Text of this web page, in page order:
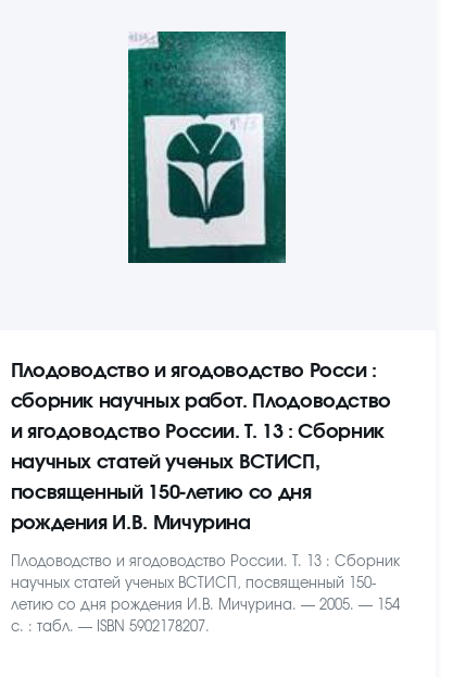
Плодоводство и ягодоводство Росси :
сборник научных работ. Плодоводство
и ягодоводство России. Т. 13 : Сборник
научных статей ученых ВСТИСП,
посвященный 150-летию со дня
рождения И.В. Мичурина
Плодоводство и ягодоводство России. Т. 13 : Сборник
научных статей ученых ВСТИСП, посвященный 150-
летию со дня рождения И.В. Мичурина. — 2005. — 154
с. : табл. — ISBN 5902178207.